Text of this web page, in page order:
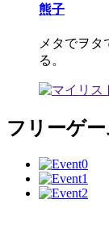
熊子
メタでヲ
る。
フリーゲ